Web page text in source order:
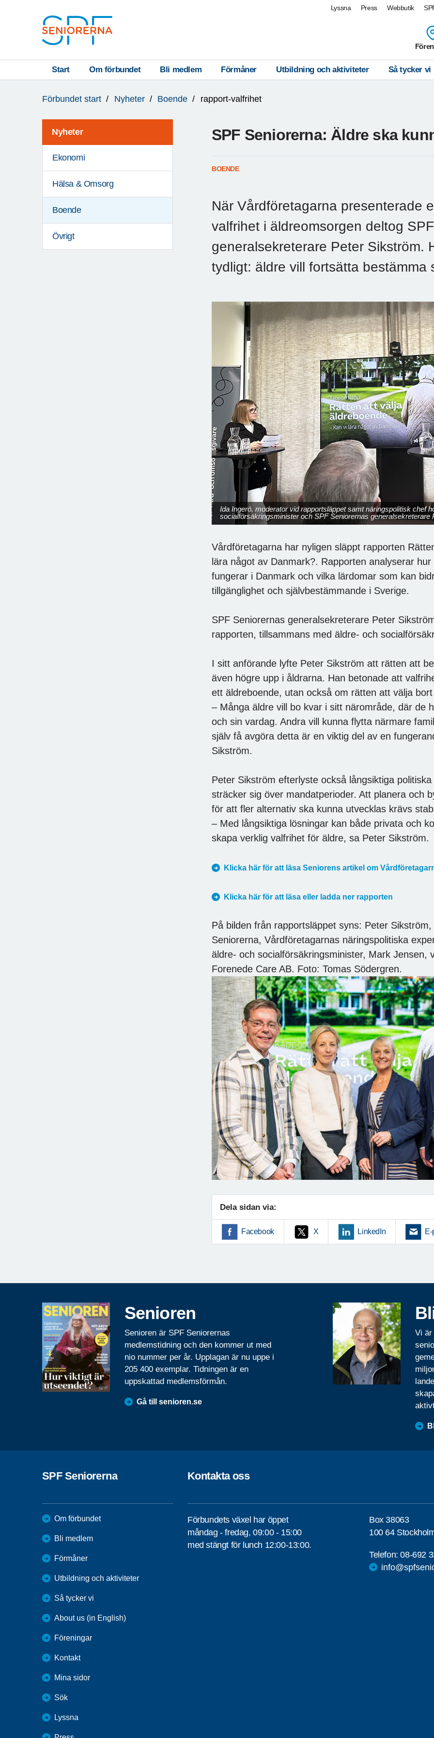
Lyssna Press Webbutik
Start Om förbundet Bli medlem Förmåner Utbildning och aktiviteter Så tycker vi
är
Förbundet start Nyheter Boende rapport-valfrihet
Nyheter
Ekonomi
Hälsa & Omsorg
Boende
Övrigt
SPF Seniorerna: Äldre ska
BOENDE
När Vårdföretagarna presenterade
valfrihet i äldreomsorgen deltog
generalsekreterare Peter Sikström.
tydligt: äldre vill fortsätta bestämma
Ida Ingerö, moderator vid rapportsläppet samt näringspolitisk chef
socialförsäkringsminister och SPF Seniorernas generalsekreterare
Vårdföretagarna har nyligen släppt rapporten
lära något av Danmark?. Rapporten analyserar
fungerar i Danmark och vilka lärdomar som kan
tillgänglighet och självbestämmande i Sverige.
SPF Seniorernas generalsekreterare Peter
rapporten, tillsammans med äldre- och
I sitt anförande lyfte Peter Sikström att rätten att
även högre upp i åldrarna. Han betonade att
ett äldreboende, utan också om rätten att välja
– Många äldre vill bo kvar i sitt närområde, där de
och sin vardag. Andra vill kunna flytta närmare
själv få avgöra detta är en viktig del av en
Sikström.
Peter Sikström efterlyste också långsiktiga
sträcker sig över mandatperioder. Att planera och
för att fler alternativ ska kunna utvecklas krävs
– Med långsiktiga lösningar kan både privata och
skapa verklig valfrihet för äldre, sa Peter Sikström.
Klicka här för att läsa Seniorens artikel om
Klicka här för att läsa eller ladda ner rapporten
På bilden från rapportsläppet syns: Peter
Seniorerna, Vårdföretagarnas näringspolitiska
äldre- och socialförsäkringsminister, Mark Jensen,
Forenede Care AB. Foto: Tomas Södergren.
Dela sidan via:
Facebook X LinkedIn
Senioren
Senioren är SPF Seniorernas
medlemstidning och den kommer ut med
nio nummer per år. Upplagan är nu uppe i
205 400 exemplar. Tidningen är en
uppskattad medlemsförmån.
Gå till senioren.se
Vi är
SPF Seniorerna
Om förbundet
Bli medlem
Förmåner
Utbildning och aktiviteter
Så tycker vi
About us (in English)
Föreningar
Kontakt
Mina sidor
Sök
Lyssna
Kontakta oss
Förbundets växel har öppet
måndag - fredag, 09:00 - 15:00
med stängt för lunch 12:00-13:00.
Box 38063
100 64
Telefon:08-692